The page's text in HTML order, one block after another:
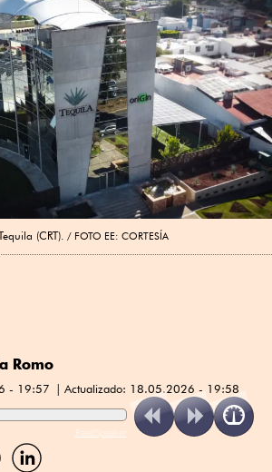
(CRT). FOTO EE: CORTESÍA
Romo
- 19:57 Actualizado: 18.05.2026 - 19:58
ReadSpeaker
Compartir
por